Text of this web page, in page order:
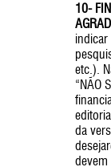
10-
etc.).
“NÃO
da